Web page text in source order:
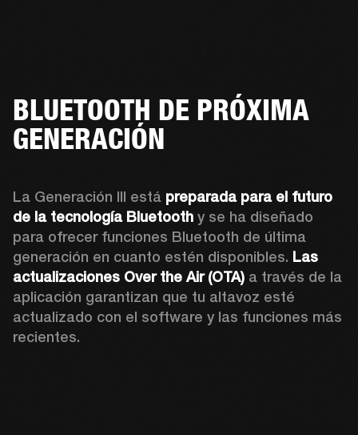
BLUETOOTH DE PRÓXIMA
GENERACIÓN
La Generación III está preparada para el futuro
de la tecnología Bluetooth y se ha diseñado
para ofrecer funciones Bluetooth de última
generación en cuanto estén disponibles. Las
actualizaciones Over the Air (OTA) a través de la
aplicación garantizan que tu altavoz esté
actualizado con el software y las funciones más
recientes.